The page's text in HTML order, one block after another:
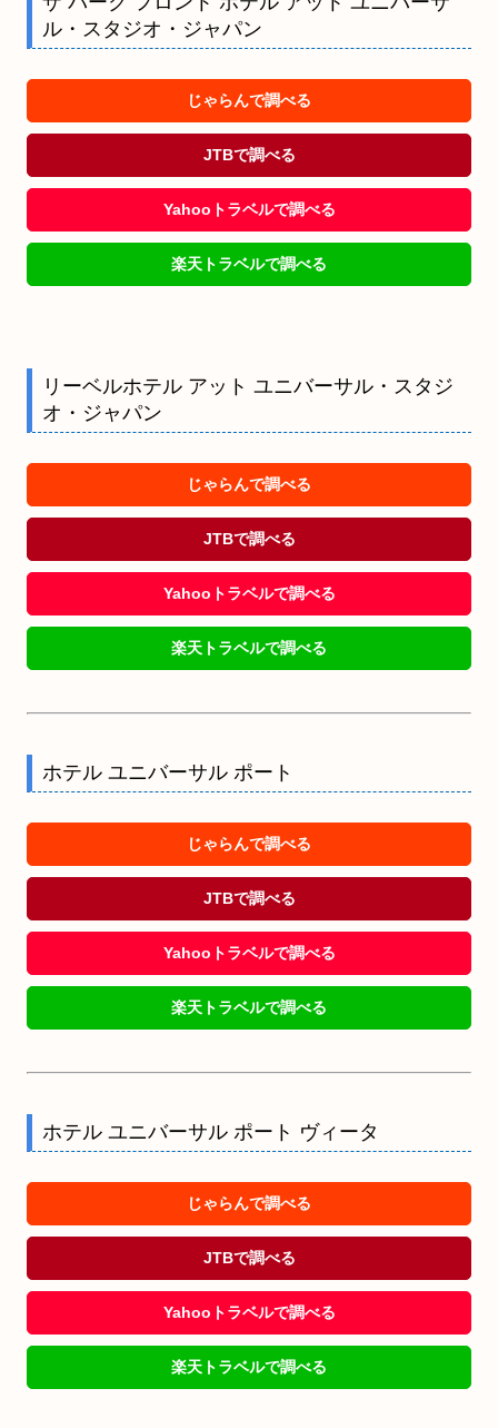
ル・スタジオ・ジャパン
じゃらんで調べる
JTBで調べる
Yahooトラベルで調べる
楽天トラベルで調べる
リーベルホテル アット ユニバーサル・スタジ
オ・ジャパン
じゃらんで調べる
JTBで調べる
Yahooトラベルで調べる
楽天トラベルで調べる
ホテル ユニバーサル ポート
じゃらんで調べる
JTBで調べる
Yahooトラベルで調べる
楽天トラベルで調べる
ホテル ユニバーサル ポート ヴィータ
じゃらんで調べる
JTBで調べる
Yahooトラベルで調べる
楽天トラベルで調べる